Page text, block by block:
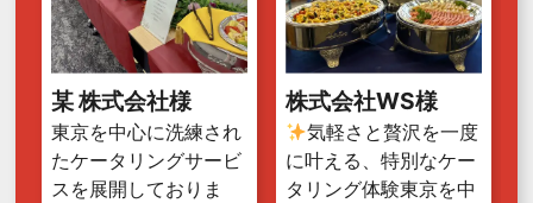
某 株式会社様
東京を中心に洗練され
たケータリングサービ
スを展開しておりま
株式会社WS様
気軽さと贅沢を一度
に叶える、特別なケー
タリング体験東京を中